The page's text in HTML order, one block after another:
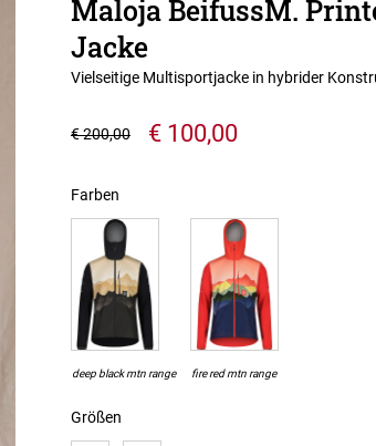
Maloja BeifussM.
Jacke
Vielseitige Multisportjacke in hybrider
€ 100,00
€ 200,00
Größen
Farben
deep black mtn range fire red mtn range